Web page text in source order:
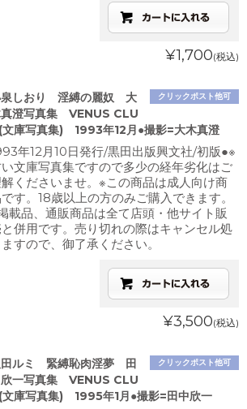
¥1,700(税込)
クリックポスト他可
しおり 淫縛の麗奴 大
澄写真集 VENUS CLU
庫写真集) 1993年12月●撮影=大木真澄
年12月10日発行/黒田出版興文社/初版●※
文庫写真集ですので多少の経年劣化はご
くださいませ。※この商品は成人向け商
す。18歳以上の方のみご購入できます。
載品、通販商品は全て店頭・他サイト販
併用です。売り切れの際はキャンセル処
すので、御了承ください。
¥3,500(税込)
クリックポスト他可
ルミ 緊縛恥肉淫夢 田
一写真集 VENUS CLU
庫写真集) 1995年1月●撮影=田中欣一